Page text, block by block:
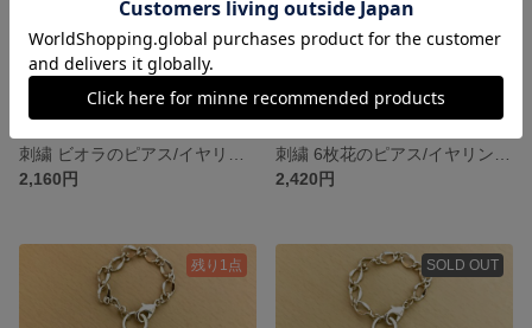
2,160円
2,420円
残り1点 SOLD OUT